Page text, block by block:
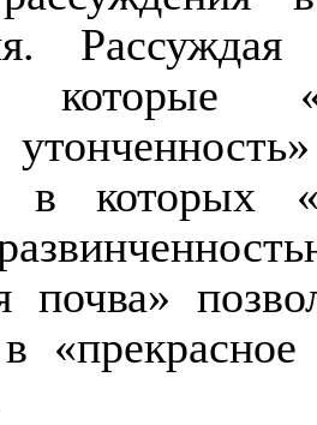
которые
в которых
почва»
в